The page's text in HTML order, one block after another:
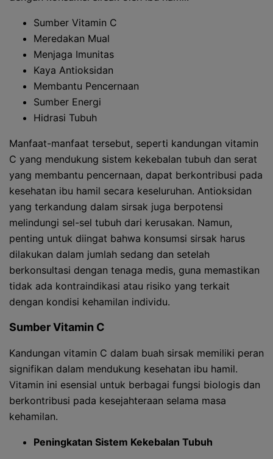
Sumber Vitamin C
Meredakan Mual
Menjaga Imunitas
Kaya Antioksidan
Membantu Pencernaan
Sumber Energi
Hidrasi Tubuh
Manfaat-manfaat tersebut, seperti kandungan vitamin
C yang mendukung sistem kekebalan tubuh dan serat
yang membantu pencernaan, dapat berkontribusi pada
kesehatan ibu hamil secara keseluruhan. Antioksidan
yang terkandung dalam sirsak juga berpotensi
melindungi sel-sel tubuh dari kerusakan. Namun,
penting untuk diingat bahwa konsumsi sirsak harus
dilakukan dalam jumlah sedang dan setelah
berkonsultasi dengan tenaga medis, guna memastikan
tidak ada kontraindikasi atau risiko yang terkait
dengan kondisi kehamilan individu.
Sumber Vitamin C
Kandungan vitamin C dalam buah sirsak memiliki peran
signifikan dalam mendukung kesehatan ibu hamil.
Vitamin ini esensial untuk berbagai fungsi biologis dan
berkontribusi pada kesejahteraan selama masa
kehamilan.
Peningkatan Sistem Kekebalan Tubuh